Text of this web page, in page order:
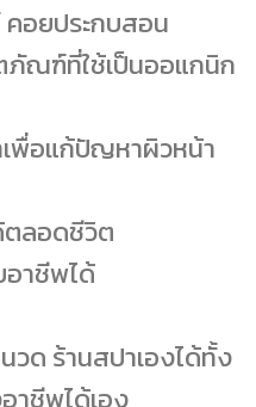
อยประกบสอน
ณฑ์ที่ใช้เป็นออแกนิก
พื่อแก้ปัญหาผิวหน้า
ตลอดชีวิต
อาชีพได้
วด ร้านสปาเองได้ทั้ง
าชีพได้เอง